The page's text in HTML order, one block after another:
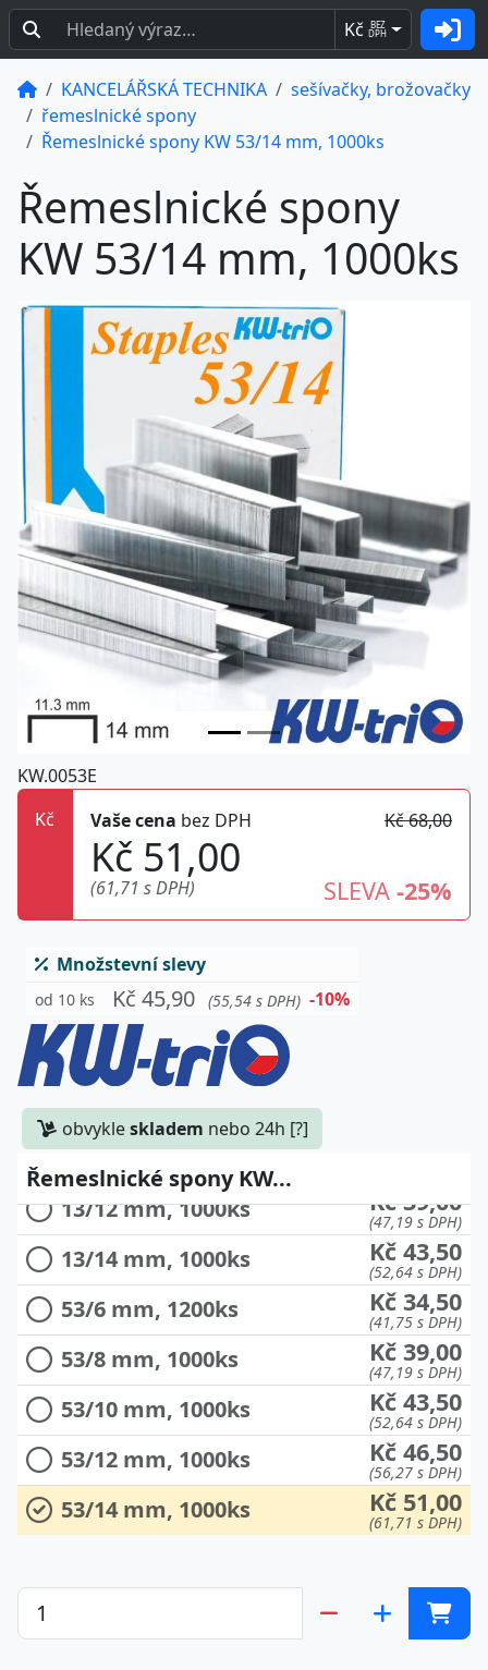
Kč BEZ
DPH
KANCELÁŘSKÁ TECHNIKA
sešívačky, brožovačky
řemeslnické spony
Řemeslnické spony KW 53/14 mm, 1000ks
Řemeslnické spony
KW 53/14 mm, 1000ks
KW.0053E
Kč
Vaše cena bez DPH Kč 68,00
Kč 51,00
(61,71 s DPH) SLEVA -25%
Množstevní slevy
od 10 ks Kč 45,90 (55,54 s DPH) -10%
obvykleskladem nebo 24h [?]
Řemeslnické spony KW...
13/6 mm, 1200ks
13/8 mm, 1000ks
13/10 mm, 1000ks
13/12 mm, 1000ks Kč 39,00
(47,19 s DPH)
13/14 mm, 1000ks Kč 43,50
(52,64 s DPH)
53/6 mm, 1200ks Kč 34,50
(41,75 s DPH)
53/8 mm, 1000ks Kč 39,00
(47,19 s DPH)
53/10 mm, 1000ks Kč 43,50
(52,64 s DPH)
53/12 mm, 1000ks Kč 46,50
(56,27 s DPH)
53/14 mm, 1000ks Kč 51,00
(61,71 s DPH)